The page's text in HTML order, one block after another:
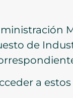
de
a